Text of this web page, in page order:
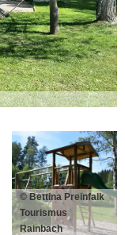
© Bettina Preinfalk
Tourismus
Rainbach